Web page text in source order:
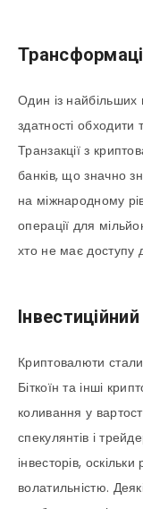
Один із найбільших
здатності обходити
Транзакції з
банків, що значно
на міжнародному
операції для
хто не має доступу
Криптовалюти
Біткоїн та інші
коливання у
спекулянтів і
інвесторів,
волатильністю.